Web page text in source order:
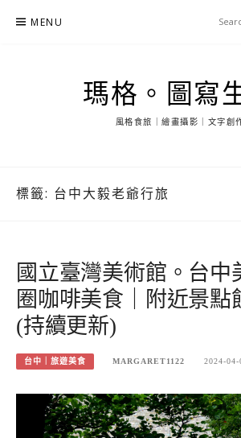
MENU
瑪格。圖寫
風格食旅｜繪畫攝影｜文字創
標籤: 台中大毅老爺行旅
國立臺灣美術館。台中
圈咖啡美食｜附近景點
(持續更新)
台中｜旅遊美食 MARGARET1122 2024-04-